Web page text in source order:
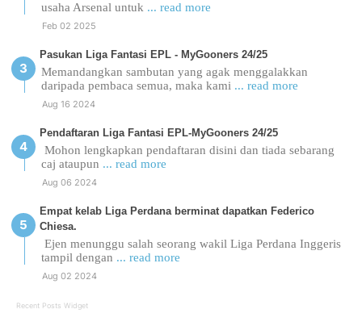
usaha Arsenal untuk ... read more
Feb 02 2025
Pasukan Liga Fantasi EPL - MyGooners 24/25
Memandangkan sambutan yang agak menggalakkan
daripada pembaca semua, maka kami ... read more
Aug 16 2024
Pendaftaran Liga Fantasi EPL-MyGooners 24/25
Mohon lengkapkan pendaftaran disini dan tiada sebarang
caj ataupun ... read more
Aug 06 2024
Empat kelab Liga Perdana berminat dapatkan Federico
Chiesa.
Ejen menunggu salah seorang wakil Liga Perdana Inggeris
tampil dengan ... read more
Aug 02 2024
Recent Posts Widget